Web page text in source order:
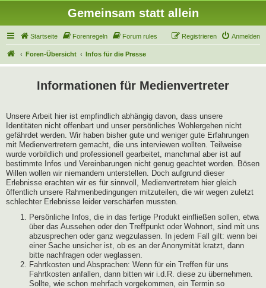
Gemeinsam statt allein
Startseite Forenregeln Forum rules Anmelden
Registrieren
Foren-Übersicht Infos für die Presse
Informationen für Medienvertreter
Unsere Arbeit hier ist empfindlich abhängig davon, dass unsere
Identitäten nicht offenbart und unser persönliches Wohlergehen nicht
gefährdet werden. Wir haben bisher gute und weniger gute Erfahrungen
mit Medienvertretern gemacht, die uns interviewen wollten. Teilweise
wurde vorbildlich und professionell gearbeitet, manchmal aber ist auf
bestimmte Infos und Vereinbarungen nicht genug geachtet worden. Bösen
Willen wollen wir niemandem unterstellen. Doch aufgrund dieser
Erlebnisse erachten wir es für sinnvoll, Medienvertretern hier gleich
öffentlich unsere Rahmenbedingungen mitzuteilen, die wir wegen zuletzt
schlechter Erlebnisse leider verschärfen mussten.
Persönliche Infos, die in das fertige Produkt einfließen sollen, etwa
über das Aussehen oder den Treffpunkt oder Wohnort, sind mit uns
abzusprechen oder ganz wegzulassen. In jedem Fall gilt: wenn bei
einer Sache unsicher ist, ob es an der Anonymität kratzt, dann
bitte nachfragen oder weglassen.
Fahrtkosten und Absprachen: Wenn für ein Treffen für uns
Fahrtkosten anfallen, dann bitten wir i.d.R. diese zu übernehmen.
Sollte, wie schon mehrfach vorgekommen, ein Termin so